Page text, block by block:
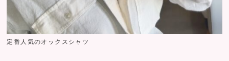
定番人気のオックスシャツ